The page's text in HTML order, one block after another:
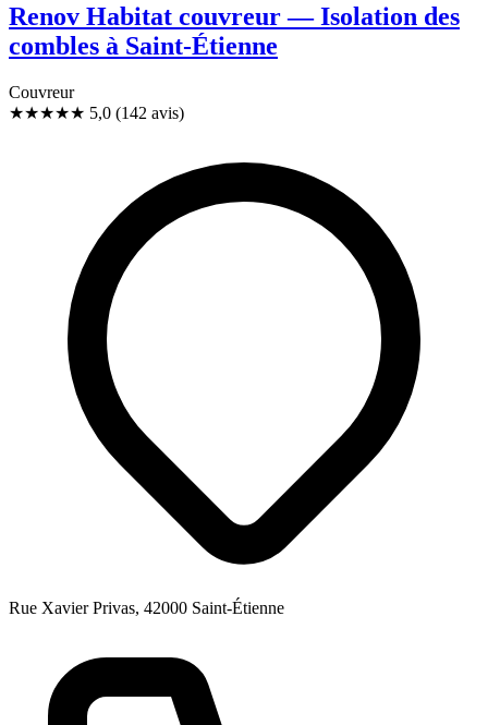
Renov Habitat couvreur — Isolation des
combles à Saint-Étienne
Couvreur
★★★★★ 5,0 (142 avis)
Rue Xavier Privas, 42000 Saint-Étienne